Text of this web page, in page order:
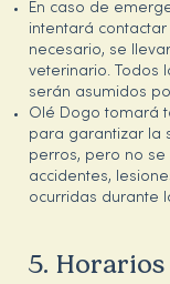
En caso de
intentará
necesario, se
veterinario. Todos
serán asumidos
Olé Dogo tomará
para garantizar la
perros, pero no
accidentes,
ocurridas durante
5.